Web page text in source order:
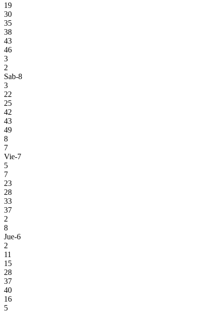
19
30
35
38
43
46
3
2
Sab-8
3
22
25
42
43
49
8
7
Vie-7
5
7
23
28
33
37
2
8
Jue-6
2
11
15
28
37
40
16
5